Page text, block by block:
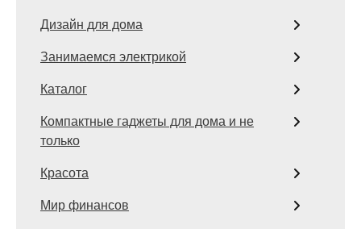
Дизайн для дома
Занимаемся электрикой
Каталог
Компактные гаджеты для дома и не
только
Красота
Мир финансов